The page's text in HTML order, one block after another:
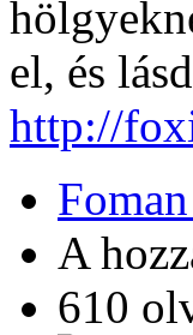
el, és
http://
A
610